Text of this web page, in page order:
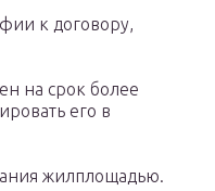
к договору,
на срок более
его в
жилплощадью.